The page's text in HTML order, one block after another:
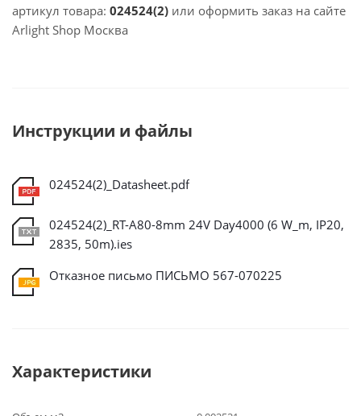
артикул товара: 024524(2) или оформить заказ на сайте
Arlight Shop Москва
Инструкции и файлы
024524(2)_Datasheet.pdf
024524(2)_RT-A80-8mm 24V Day4000 (6 W_m, IP20,
2835, 50m).ies
Отказное письмо ПИСЬМО 567-070225
Характеристики